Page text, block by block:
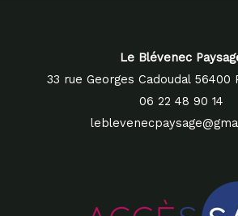
Le Blévenec
33 rue Georges Cadoudal 56400
06 22 48 90 14